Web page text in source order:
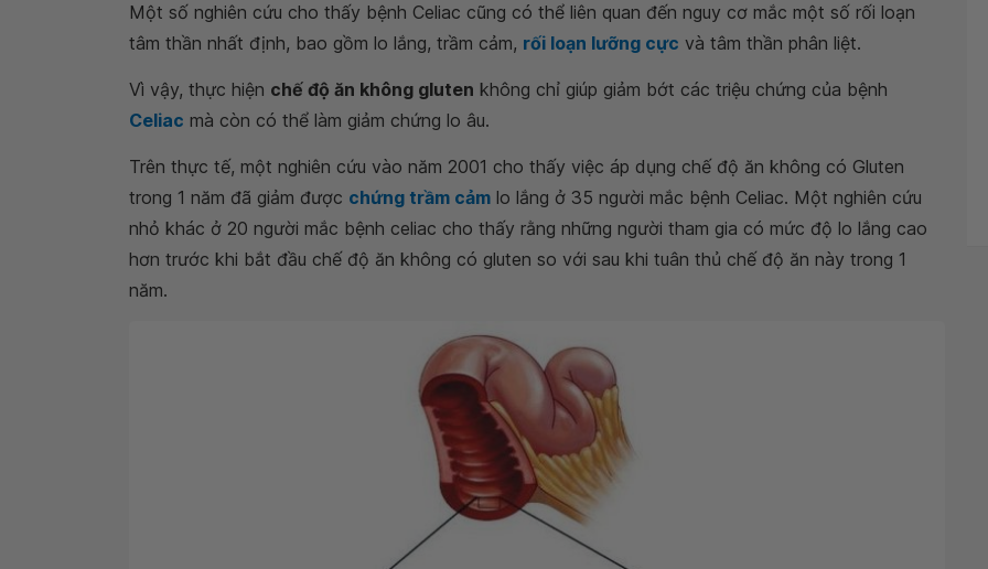
Một số nghiên cứu cho thấy bệnh Celiac cũng có thể liên quan đến nguy cơ mắc một số rối loạn
tâm thần nhất định, bao gồm lo lắng, trầm cảm, rối loạn lưỡng cực và tâm thần phân liệt.
Vì vậy, thực hiện chế độ ăn không gluten không chỉ giúp giảm bớt các triệu chứng của bệnh
Celiac mà còn có thể làm giảm chứng lo âu.
Trên thực tế, một nghiên cứu vào năm 2001 cho thấy việc áp dụng chế độ ăn không có Gluten
trong 1 năm đã giảm được chứng trầm cảm lo lắng ở 35 người mắc bệnh Celiac. Một nghiên cứu
nhỏ khác ở 20 người mắc bệnh celiac cho thấy rằng những người tham gia có mức độ lo lắng cao
hơn trước khi bắt đầu chế độ ăn không có gluten so với sau khi tuân thủ chế độ ăn này trong 1
năm.